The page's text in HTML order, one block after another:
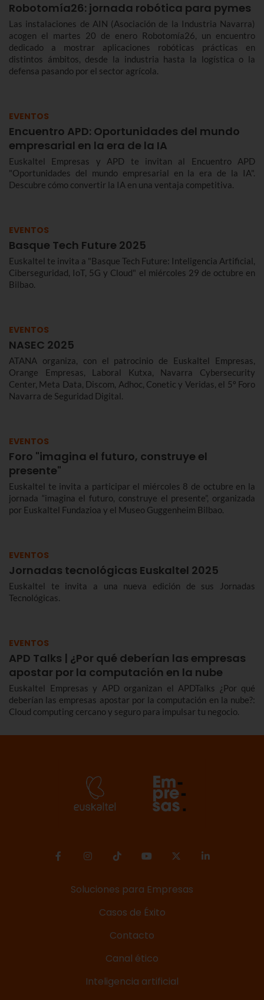
Robotomía26: jornada robótica para pymes
Las instalaciones de AIN (Asociación de la Industria Navarra)
acogen el martes 20 de enero Robotomía26, un encuentro
dedicado a mostrar aplicaciones robóticas prácticas en
distintos ámbitos, desde la industria hasta la logística o la
defensa pasando por el sector agrícola.
EVENTOS
Encuentro APD: Oportunidades del mundo
empresarial en la era de la IA
Euskaltel Empresas y APD te invitan al Encuentro APD
"Oportunidades del mundo empresarial en la era de la IA".
Descubre cómo convertir la IA en una ventaja competitiva.
EVENTOS
Basque Tech Future 2025
Euskaltel te invita a "Basque Tech Future: Inteligencia Artificial,
Ciberseguridad, IoT, 5G y Cloud" el miércoles 29 de octubre en
Bilbao.
EVENTOS
NASEC 2025
ATANA organiza, con el patrocinio de Euskaltel Empresas,
Orange Empresas, Laboral Kutxa, Navarra Cybersecurity
Center, Meta Data, Discom, Adhoc, Conetic y Veridas, el 5º Foro
Navarra de Seguridad Digital.
EVENTOS
Foro "imagina el futuro, construye el
presente"
Euskaltel te invita a participar el miércoles 8 de octubre en la
jornada “imagina el futuro, construye el presente”, organizada
por Euskaltel Fundazioa y el Museo Guggenheim Bilbao.
EVENTOS
Jornadas tecnológicas Euskaltel 2025
Euskaltel te invita a una nueva edición de sus Jornadas
Tecnológicas.
EVENTOS
APD Talks | ¿Por qué deberían las empresas
apostar por la computación en la nube
Euskaltel Empresas y APD organizan el APDTalks ¿Por qué
deberían las empresas apostar por la computación en la nube?:
Cloud computing cercano y seguro para impulsar tu negocio.
Soluciones para Empresas
Casos de Éxito
Contacto
Canal ético
Inteligencia artificial